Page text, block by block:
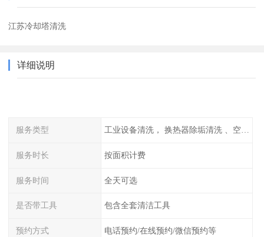
江苏冷却塔清洗
详细说明
服务类型 工业设备清洗， 换热器除垢清洗 、空调清洗等
服务时长 按面积计费
服务时间 全天可选
是否带工具 包含全套清洁工具
预约方式 电话预约/在线预约/微信预约等